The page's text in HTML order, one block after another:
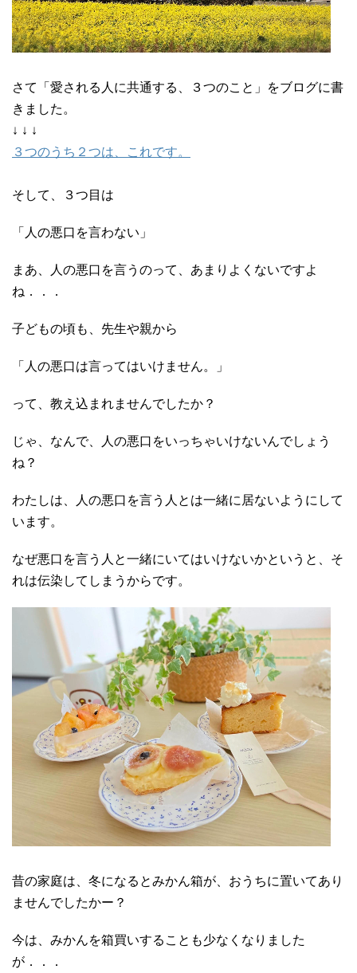
さて「愛される人に共通する、３つのこと」をブログに書
きました。
↓ ↓ ↓
３つのうち２つは、これです。
そして、３つ目は
「人の悪口を言わない」
まあ、人の悪口を言うのって、あまりよくないですよ
ね．．．
子どもの頃も、先生や親から
「人の悪口は言ってはいけません。」
って、教え込まれませんでしたか？
じゃ、なんで、人の悪口をいっちゃいけないんでしょう
ね？
わたしは、人の悪口を言う人とは一緒に居ないようにして
います。
なぜ悪口を言う人と一緒にいてはいけないかというと、そ
れは伝染してしまうからです。
昔の家庭は、冬になるとみかん箱が、おうちに置いてあり
ませんでしたかー？
今は、みかんを箱買いすることも少なくなりました
が．．．